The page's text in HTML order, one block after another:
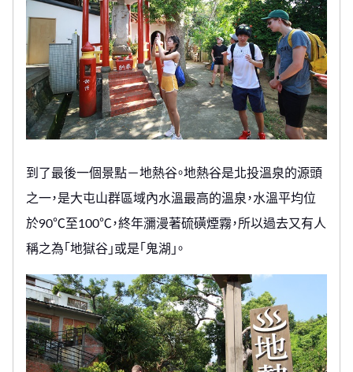
到了最後一個景點－地熱谷。地熱谷是北投溫泉的源頭
之一，是大屯山群區域內水溫最高的溫泉，水溫平均位
於90℃至100℃，終年瀰漫著硫磺煙霧，所以過去又有人
稱之為「地獄谷」或是「鬼湖」。